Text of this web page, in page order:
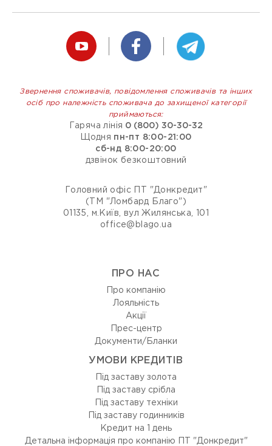
Звернення споживачів, повідомлення споживачів та інших
осіб про належність споживача до захищеної категорії
приймаються:
Гаряча лінія 0 (800) 30-30-32
Щодня
пн-пт 8:00-21:00
сб-нд 8:00-20:00
дзвінок безкоштовний
Головний офіс ПТ "Донкредит"
(ТМ "Ломбард Благо")
01135, м.Київ, вул Жилянська, 101
office@blago.ua
ПРО НАС
Про компанію
Лояльність
Акції
Прес-центр
Документи/Бланки
УМОВИ КРЕДИТІВ
Під заставу золота
Під заставу срібла
Під заставу техніки
Під заставу годинників
Кредит на 1 день
Детальна інформація про компанію ПТ "Донкредит"